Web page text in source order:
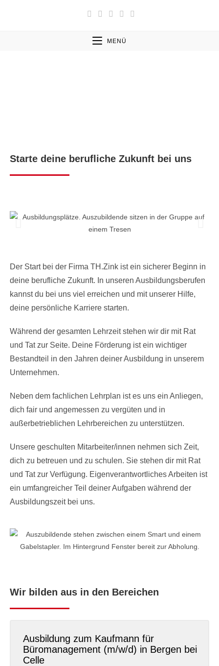
MENÜ
Starte deine berufliche Zukunft bei uns
Der Start bei der Firma TH.Zink ist ein sicherer Beginn in
deine berufliche Zukunft. In unseren Ausbildungsberufen
kannst du bei uns viel erreichen und mit unserer Hilfe,
deine persönliche Karriere starten.
Während der gesamten Lehrzeit stehen wir dir mit Rat
und Tat zur Seite. Deine Förderung ist ein wichtiger
Bestandteil in den Jahren deiner Ausbildung in unserem
Unternehmen.
Neben dem fachlichen Lehrplan ist es uns ein Anliegen,
dich fair und angemessen zu vergüten und in
außerbetrieblichen Lehrbereichen zu unterstützen.
Unsere geschulten Mitarbeiter/innen nehmen sich Zeit,
dich zu betreuen und zu schulen. Sie stehen dir mit Rat
und Tat zur Verfügung. Eigenverantwortliches Arbeiten ist
ein umfangreicher Teil deiner Aufgaben während der
Ausbildungszeit bei uns.
Wir bilden aus in den Bereichen
Ausbildung zum Kaufmann für
Büromanagement (m/w/d) in Bergen bei
Celle